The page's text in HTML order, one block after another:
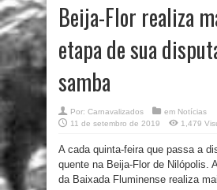
Beija-Flor realiza
etapa de sua
samba
Por: Carnavalizados em Notícias
11 de setembro de 2019
1,479
A cada quinta-feira que passa a
quente na Beija-Flor de Nilópolis.
da Baixada Fluminense realiza